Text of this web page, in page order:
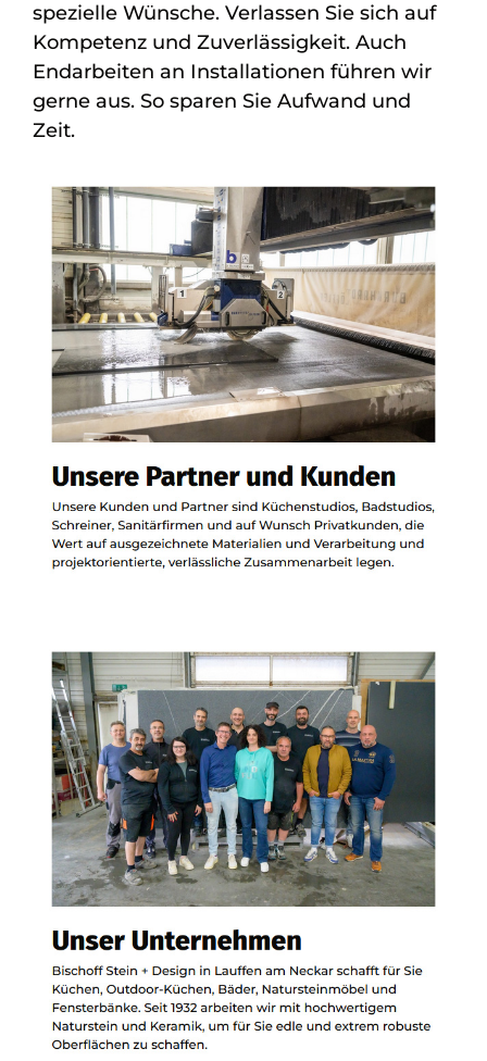
spezielle Wünsche. Verlassen Sie sich auf
Kompetenz und Zuverlässigkeit. Auch
Endarbeiten an Installationen führen wir
gerne aus. So sparen Sie Aufwand und
Zeit.